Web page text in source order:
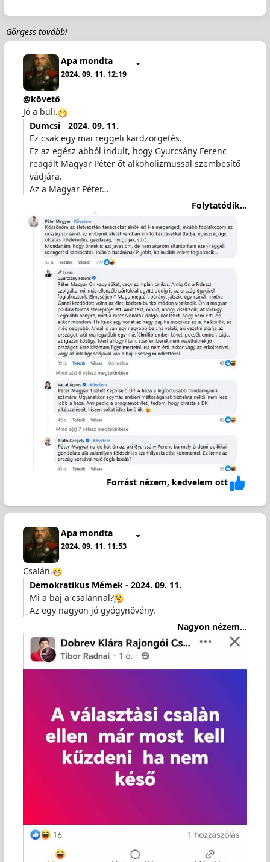
Görgess tovább!
Apa mondta
2024. 09. 11. 12:19
@követő
Jó a buli.
Dumcsi- 2024. 09. 11.
Ez csak egy mai reggeli kardzörgetés.
Ez az egész abból indult, hogy Gyurcsány Ferenc
reagált Magyar Péter őt alkoholizmussal szembesítő
vádjára.
Az a Magyar Péter…
Folytatódik...
Forrást nézem, kedvelem ott
Apa mondta
2024. 09. 11. 11:53
Csalán.
Demokratikus Mémek- 2024. 09. 11.
Mi a baj a csalánnal?
Az egy nagyon jó gyógynövény.
Nagyon nézem...